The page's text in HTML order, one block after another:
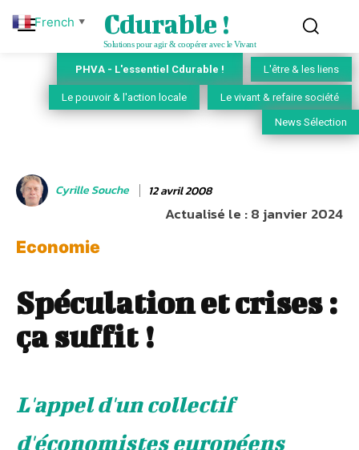
Cdurable !
Solutions pour agir & coopérer avec le Vivant
PHVA - L'essentiel Cdurable ! L'être & les liens
Le pouvoir & l'action locale Le vivant & refaire société
News Sélection
Cyrille Souche 12 avril 2008
Actualisé le :8 janvier 2024
Economie
Spéculation et crises :
ça suffit !
L'appel d'un collectif
d'économistes européens
French ▼